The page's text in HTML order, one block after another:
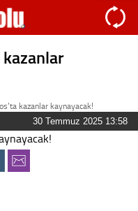
kazanlar kaynayacak!
30 Temmuz 2025 13:58